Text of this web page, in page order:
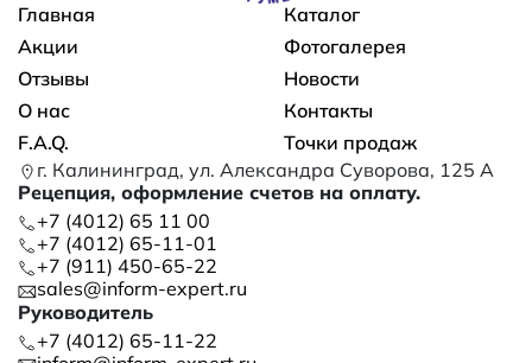
Основная навигация
Главная
Каталог
Акции
Фотогалерея
Отзывы
Новости
О нас
Контакты
F.A.Q.
Точки продаж
г. Калининград, ул. Александра Суворова, 125 А
Рецепция, оформление счетов на оплату.
+7 (4012) 65 11 00
+7 (4012) 65-11-01
+7 (911) 450-65-22
sales@inform-expert.ru
Руководитель
+7 (4012) 65-11-22